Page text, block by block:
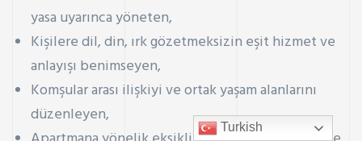
yasa uyarınca yöneten,
Kişilere dil, din, ırk gözetmeksizin eşit hizmet ve
anlayışı benimseyen,
Komşular arası ilişkiyi ve ortak yaşam alanlarını
düzenleyen,
Turkish